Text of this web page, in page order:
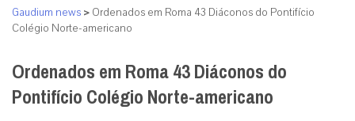
Gaudium news > Ordenados em Roma 43 Diáconos do Pontifício
Colégio Norte-americano
Ordenados em Roma 43 Diáconos do
Pontifício Colégio Norte-americano